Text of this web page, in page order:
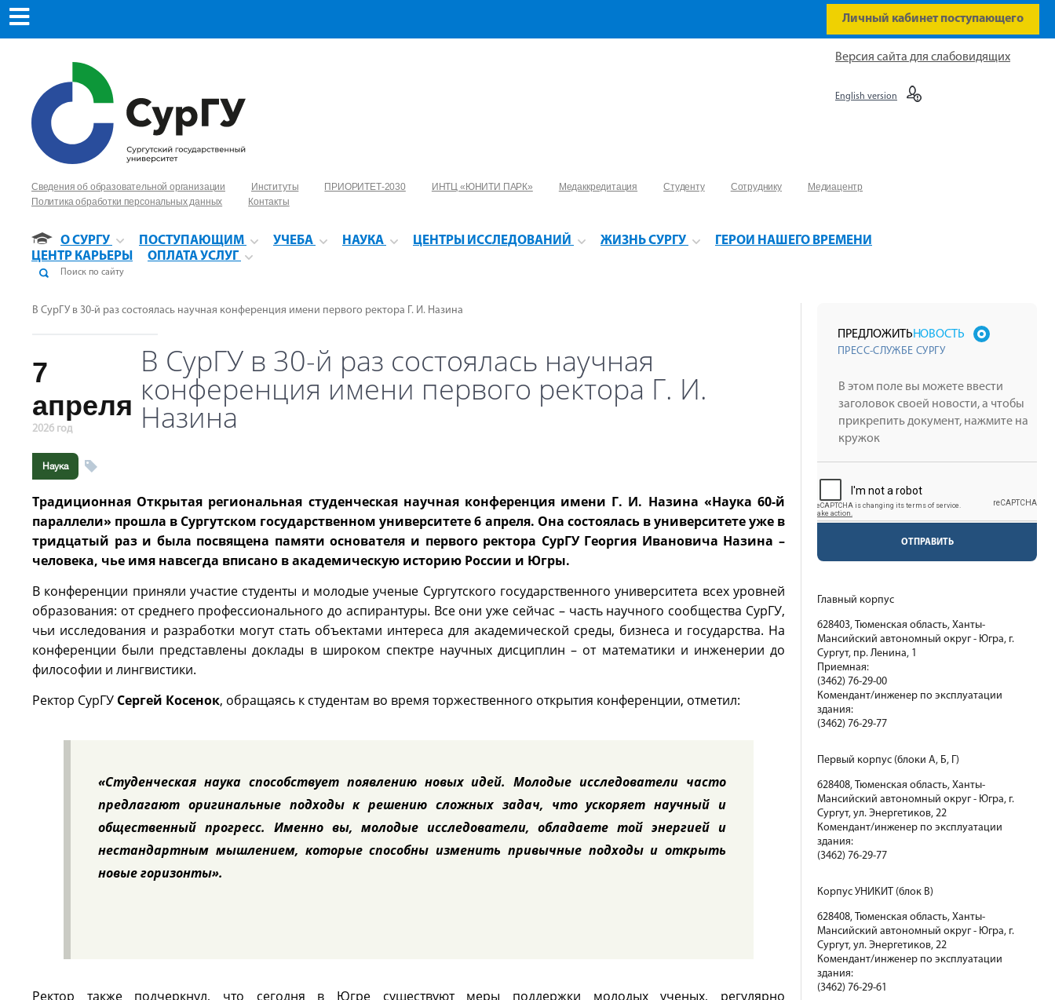
Личный кабинет поступающего
Сведения об образовательной организации Институты ПРИОРИТЕТ-2030 ИНТЦ «ЮНИТИ ПАРК» Медаккредитация Студенту Сотруднику
Медиацентр
Политика обработки персональных данных
Контакты
О СУРГУ ПОСТУПАЮЩИМ УЧЕБА НАУКА ЦЕНТРЫ ИССЛЕДОВАНИЙ ЖИЗНЬ СУРГУ
ГЕРОИ НАШЕГО ВРЕМЕНИ
ЦЕНТР КАРЬЕРЫ
ОПЛАТА УСЛУГ
Версия сайта для слабовидящих
English version
В СурГУ в 30-й раз состоялась научная конференция имени первого ректора Г. И. Назина
7
апреля
2026 год
В СурГУ в 30-й раз состоялась научная
конференция имени первого ректора Г. И.
Назина
Наука
Традиционная Открытая региональная студенческая научная конференция имени Г. И. Назина «Наука 60-й
параллели» прошла в Сургутском государственном университете 6 апреля. Она состоялась в университете уже в
тридцатый раз и была посвящена памяти основателя и первого ректора СурГУ Георгия Ивановича Назина –
человека, чье имя навсегда вписано в академическую историю России и Югры.
В конференции приняли участие студенты и молодые ученые Сургутского государственного университета всех уровней
образования: от среднего профессионального до аспирантуры. Все они уже сейчас – часть научного сообщества СурГУ,
чьи исследования и разработки могут стать объектами интереса для академической среды, бизнеса и государства. На
конференции были представлены доклады в широком спектре научных дисциплин – от математики и инженерии до
философии и лингвистики.
Ректор СурГУ Сергей Косенок, обращаясь к студентам во время торжественного открытия конференции, отметил:
«Студенческая наука способствует появлению новых идей. Молодые исследователи часто
предлагают оригинальные подходы к решению сложных задач, что ускоряет научный и
общественный прогресс. Именно вы, молодые исследователи, обладаете той энергией и
нестандартным мышлением, которые способны изменить привычные подходы и открыть
новые горизонты».
Ректор также подчеркнул, что сегодня в Югре существуют меры поддержки молодых ученых, регулярно
ПРЕДЛОЖИТЬНОВОСТЬ
ПРЕСС-СЛУЖБЕ СУРГУ
ОТПРАВИТЬ
Главный корпус
628403, Тюменская область, Ханты-
Мансийский автономный округ - Югра, г.
Сургут, пр. Ленина, 1
Приемная:
(3462) 76-29-00
Комендант/инженер по эксплуатации
здания:
(3462) 76-29-77
Первый корпус (блоки А, Б, Г)
628408, Тюменская область, Ханты-
Мансийский автономный округ - Югра, г.
Сургут, ул. Энергетиков, 22
Комендант/инженер по эксплуатации
здания:
(3462) 76-29-77
Корпус УНИКИТ (блок В)
628408, Тюменская область, Ханты-
Мансийский автономный округ - Югра, г.
Сургут, ул. Энергетиков, 22
Комендант/инженер по эксплуатации
здания:
(3462) 76-29-61